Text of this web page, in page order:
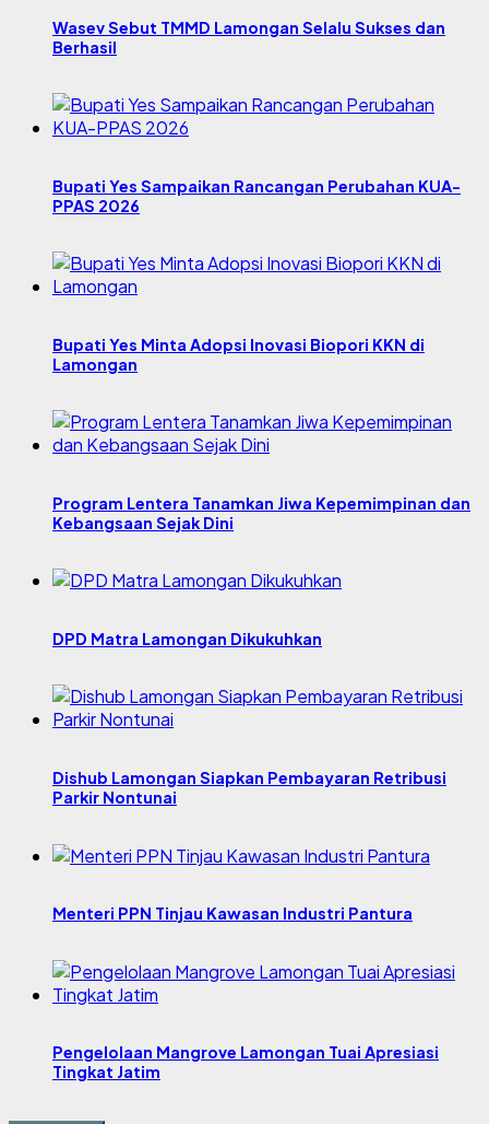
Wasev Sebut TMMD Lamongan Selalu Sukses dan
Berhasil
Bupati Yes Sampaikan Rancangan Perubahan KUA-
PPAS 2026
Bupati Yes Minta Adopsi Inovasi Biopori KKN di
Lamongan
Program Lentera Tanamkan Jiwa Kepemimpinan dan
Kebangsaan Sejak Dini
DPD Matra Lamongan Dikukuhkan
Dishub Lamongan Siapkan Pembayaran Retribusi
Parkir Nontunai
Menteri PPN Tinjau Kawasan Industri Pantura
Pengelolaan Mangrove Lamongan Tuai Apresiasi
Tingkat Jatim